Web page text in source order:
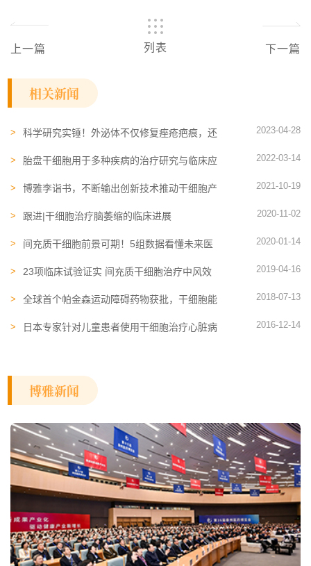
上一篇 列表 下一篇
相关新闻
科学研究实锤！外泌体不仅修复痤疮疤痕，还
2023-04-28
胎盘干细胞用于多种疾病的治疗研究与临床应
2022-03-14
博雅李诣书，不断输出创新技术推动干细胞产
2021-10-19
跟进|干细胞治疗脑萎缩的临床进展 2020-11-02
间充质干细胞前景可期！5组数据看懂未来医
2020-01-14
23项临床试验证实 间充质干细胞治疗中风效
2019-04-16
全球首个帕金森运动障碍药物获批，干细胞能
2018-07-13
日本专家针对儿童患者使用干细胞治疗心脏病 2016-12-14
博雅新闻